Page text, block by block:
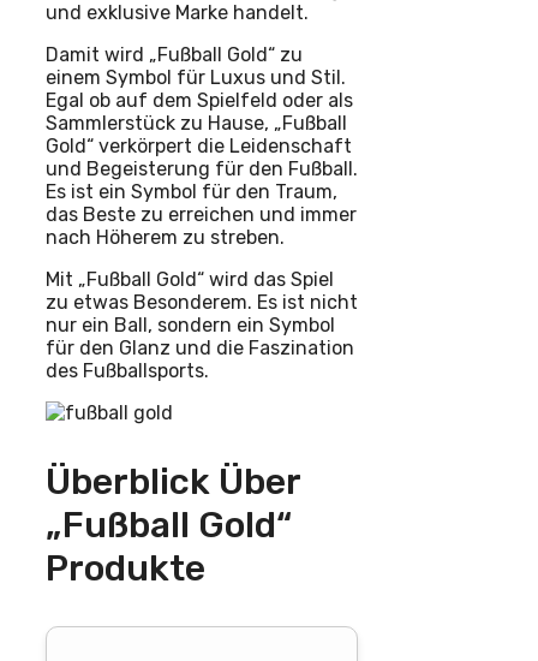
und exklusive Marke handelt.
Damit wird „Fußball Gold“ zu
einem Symbol für Luxus und Stil.
Egal ob auf dem Spielfeld oder als
Sammlerstück zu Hause, „Fußball
Gold“ verkörpert die Leidenschaft
und Begeisterung für den Fußball.
Es ist ein Symbol für den Traum,
das Beste zu erreichen und immer
nach Höherem zu streben.
Mit „Fußball Gold“ wird das Spiel
zu etwas Besonderem. Es ist nicht
nur ein Ball, sondern ein Symbol
für den Glanz und die Faszination
des Fußballsports.
Überblick Über
„Fußball Gold“
Produkte